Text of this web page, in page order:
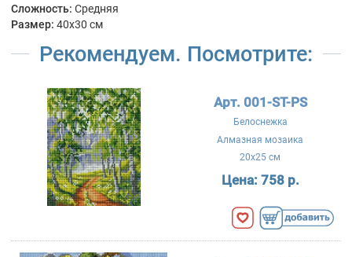
Сложность: Средняя
Размер: 40x30 см
Рекомендуем. Посмотрите:
Арт. 001-ST-PS
Белоснежка
Алмазная мозаика
20x25 см
Цена: 758 р.